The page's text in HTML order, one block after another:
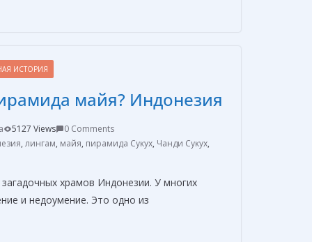
ИСТОРИЯ
майя? Индонезия
5127 Views
0 Comments
, лингам, майя, пирамида Сукух, Чанди Сукух,
храмов Индонезии. У многих
и недоумение. Это одно из